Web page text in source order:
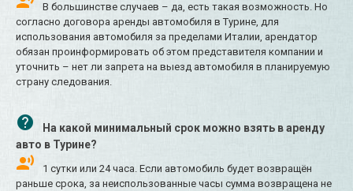
В большинстве случаев – да, есть такая возможность. Но
согласно договора аренды автомобиля в Турине, для
использования автомобиля за пределами Италии, арендатор
обязан проинформировать об этом представителя компании и
уточнить – нет ли запрета на выезд автомобиля в планируемую
страну следования.
На какой минимальный срок можно взять в аренду
авто в Турине?
1 сутки или 24 часа. Если автомобиль будет возвращён
раньше срока, за неиспользованные часы сумма возвращена не